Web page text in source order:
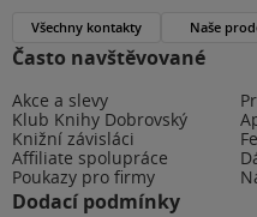
Často navštěvované
Akce a slevy
Klub Knihy Dobrovský
Knižní závisláci
Affiliate spolupráce
Poukazy pro firmy
Dodací podmínky
Všechny kontakty Naše